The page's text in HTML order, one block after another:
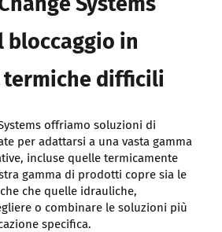
Systems
bloccaggio in
difficili
offriamo soluzioni di
per adattarsi a una vasta gamma
incluse quelle termicamente
gamma di prodotti copre sia le
che quelle idrauliche,
o combinare le soluzioni più
specifica.